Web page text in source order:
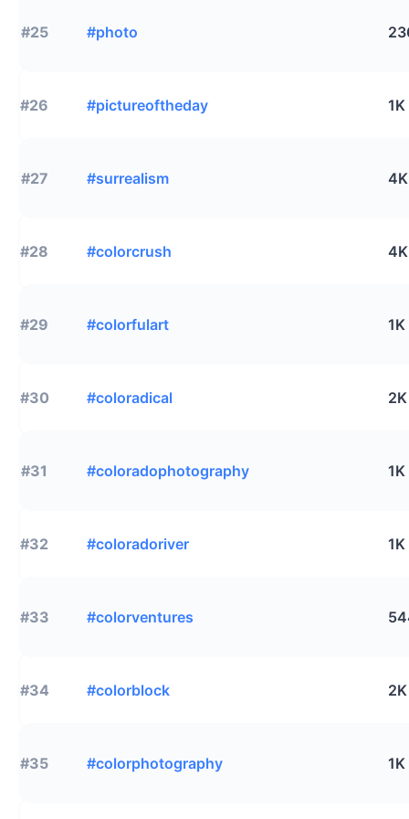
#25 #photo
#26 #pictureoftheday 1K
#27 #surrealism 4K
#28 #colorcrush 4K
#29 #colorfulart 1K
#30 #coloradical 2K
#31 #coloradophotography 1K
#32 #coloradoriver 1K
#33 #colorventures
#34 #colorblock 2K
#35 #colorphotography 1K